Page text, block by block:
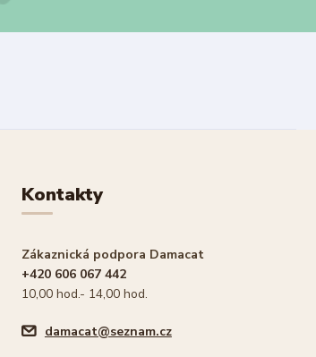
Kontakty
Zákaznická podpora Damacat
+420 606 067 442
10,00 hod.- 14,00 hod.
damacat@seznam.cz